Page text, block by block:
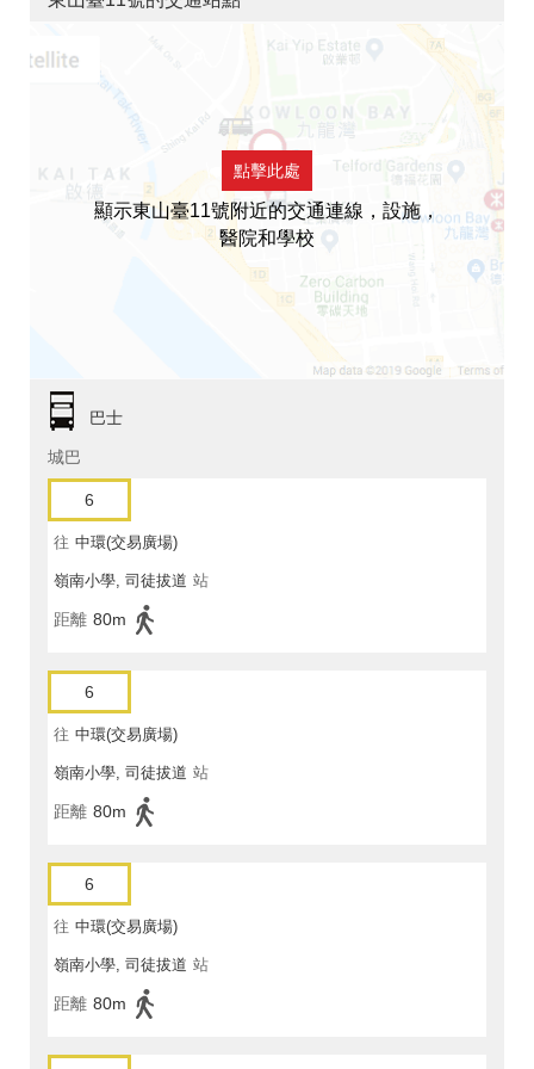
點擊此處
顯示東山臺11號附近的交通連線，設施，
醫院和學校
巴士
城巴
6
往 中環(交易廣場)
嶺南小學, 司徒拔道 站
距離 80m
6
往 中環(交易廣場)
嶺南小學, 司徒拔道 站
距離 80m
6
往 中環(交易廣場)
嶺南小學, 司徒拔道 站
距離 80m